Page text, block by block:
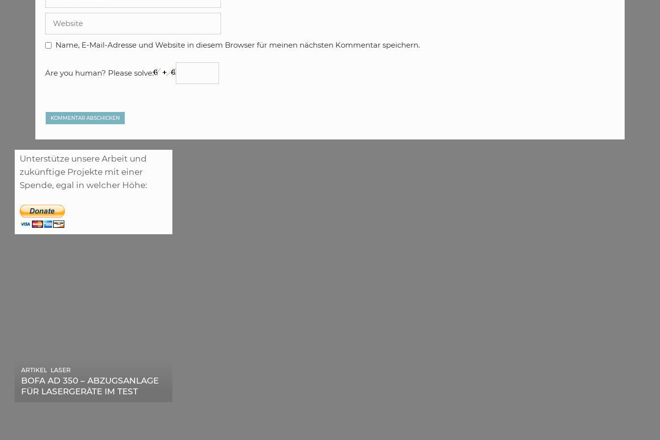
Adresse
Name, E-Mail-Adresse und Website in diesem Browser für meinen nächsten Kommentar speichern.
Are you human? Please solve:
Unterstütze unsere Arbeit und
zukünftige Projekte mit einer
Spende, egal in welcher Höhe:
BOFA AD 350 – ABZUGSANLAGE
FÜR LASERGERÄTE IM TEST
ARTIKEL , LASER
DIE BEDEUTENDSTEN SCHRITTE
ZUR ERFOLGREICHEN
ARTIKEL, SONSTIGE